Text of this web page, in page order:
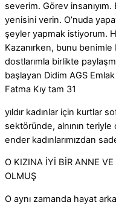
severim. Görev
yenisini verin. O’nuda
şeyler yapmak istiyorum.
Kazanırken, bunu
dostlarımla birlikte
başlayan Didim AGS
Fatma Kıy tam 31
yıldır kadınlar için kurtlar
sektöründe, alnının
ender kadınlarımızdan
O KIZINA İYİ BİR ANNE
OLMUŞ
O aynı zamanda hayat